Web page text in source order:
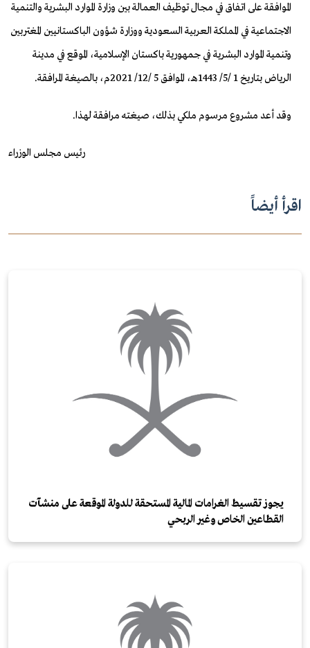
الموافقة على اتفاق في مجال توظيف العمالة بين وزارة الموارد البشرية والتنمية
الاجتماعية في المملكة العربية السعودية ووزارة شؤون الباكستانيين المغتربين
وتنمية الموارد البشرية في جمهورية باكستان الإسلامية، الموقع في مدينة
الرياض بتاريخ 1 /5/ 1443هـ، الموافق 5 /12/ 2021م،
بالصيغة المرافقة.
وقد أعد مشروع مرسوم ملكي بذلك، صيغته مرافقة لهذا.
رئيس مجلس الوزراء
اقرأ أيضاً
يجوز تقسيط الغرامات المالية المستحقة للدولة الموقعة على منشآت
القطاعين الخاص وغير الربحي